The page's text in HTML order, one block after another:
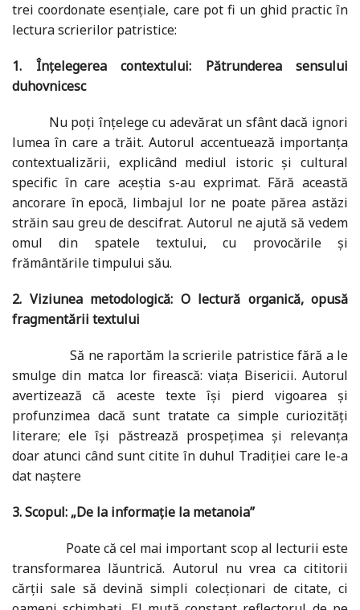
trei coordonate esențiale, care pot fi un ghid practic în
lectura scrierilor patristice:
1. Înțelegerea contextului: Pătrunderea sensului
duhovnicesc
Nu poți înțelege cu adevărat un sfânt dacă ignori
lumea în care a trăit. Autorul accentuează importanţa
contextualizării, explicând mediul istoric și cultural
specific în care aceștia s-au exprimat. Fără această
ancorare în epocă, limbajul lor ne poate părea astăzi
străin sau greu de descifrat. Autorul ne ajută să vedem
omul din spatele textului, cu provocările și
frământările timpului său.
2. Viziunea metodologică: O lectură organică, opusă
fragmentării textului
Să ne raportăm la scrierile patristice fără a le
smulge din matca lor firească: viața Bisericii. Autorul
avertizează că aceste texte își pierd vigoarea și
profunzimea dacă sunt tratate ca simple curiozități
literare; ele își păstrează prospețimea și relevanța
doar atunci când sunt citite în duhul Tradiției care le-a
dat naștere
3. Scopul: „De la informație la metanoia”
Poate că cel mai important scop al lecturii este
transformarea lăuntrică. Autorul nu vrea ca cititorii
cărţii sale să devină simpli colecţionari de citate, ci